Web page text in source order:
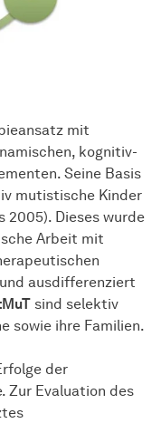
mit
kognitiv-
Seine Basis
mutistische Kinder
2005). Dieses wurde
Arbeit mit
ausdifferenziert
MuT sind selektiv
sowie ihre Familien.
der
Zur Evaluation des